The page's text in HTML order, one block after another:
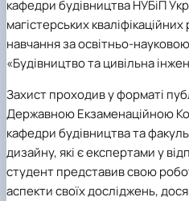
кафедри будівництва НУБіП
магістерських
навчання за освітньо-
«Будівництво та цивільна
Захист проходив у форматі
Державною Екзаменаційною
кафедри будівництва та
дизайну, які є експертами у
студент представив свою
аспекти своїх досліджень,